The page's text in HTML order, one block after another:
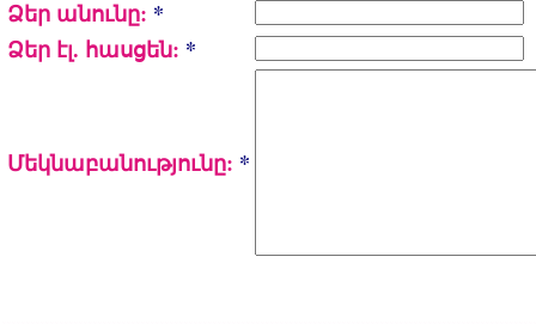
Ձեր անունը: *
Ձեր էլ. հասցեն: *
Մեկնաբանությունը: *